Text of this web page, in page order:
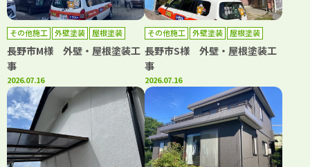
その他施工 外壁塗装 屋根塗装
長野市M様 外壁・屋根塗装工
事
2026.07.16
その他施工 外壁塗装 屋根塗装
長野市S様 外壁・屋根塗装工
事
2026.07.16